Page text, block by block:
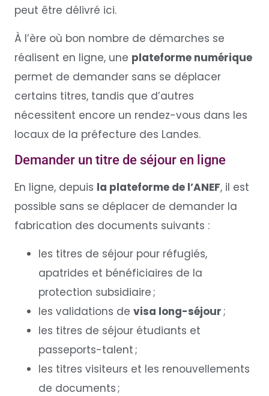
peut être délivré ici.
À l’ère où bon nombre de démarches se
réalisent en ligne, une plateforme numérique
permet de demander sans se déplacer
certains titres, tandis que d’autres
nécessitent encore un rendez-vous dans les
locaux de la préfecture des Landes.
Demander un titre de séjour en ligne
En ligne, depuis la plateforme de l’ANEF, il est
possible sans se déplacer de demander la
fabrication des documents suivants :
les titres de séjour pour réfugiés,
apatrides et bénéficiaires de la
protection subsidiaire ;
les validations de visa long-séjour;
les titres de séjour étudiants et
passeports-talent ;
les titres visiteurs et les renouvellements
de documents ;